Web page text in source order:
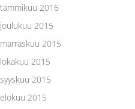
tammikuu 2016
joulukuu 2015
marraskuu 2015
lokakuu 2015
syyskuu 2015
elokuu 2015